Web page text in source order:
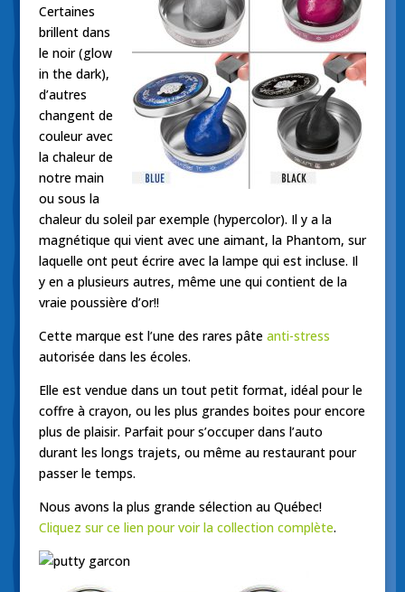
Certaines
brillent dans
le noir (glow
in the dark),
d’autres
changent de
couleur avec
la chaleur de
notre main
ou sous la
chaleur du soleil par exemple (hypercolor). Il y a la
magnétique qui vient avec une aimant, la Phantom, sur
laquelle ont peut écrire avec la lampe qui est incluse. Il
y en a plusieurs autres, même une qui contient de la
vraie poussière d’or!!
Cette marque est l’une des rares pâte anti-stress
autorisée dans les écoles.
Elle est vendue dans un tout petit format, idéal pour le
coffre à crayon, ou les plus grandes boites pour encore
plus de plaisir. Parfait pour s’occuper dans l’auto
durant les longs trajets, ou même au restaurant pour
passer le temps.
Nous avons la plus grande sélection au Québec!
Cliquez sur ce lien pour voir la collection complète.